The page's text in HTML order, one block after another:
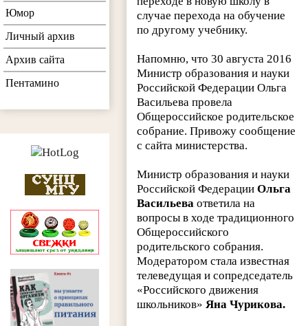
случае перехода на обучение
по другому учебнику.
Напомню, что 30 августа 2016
Министр образования и науки
Российской Федерации Ольга
Васильева провела
Общероссийское родительское
собрание. Привожу сообщение
с сайта министерства.
Министр образования и науки
Российской ФедерацииОльга
Васильеваответила на
вопросы в ходе традиционного
Общероссийского
родительского собрания.
Модератором стала известная
телеведущая и сопредседатель
«Российского движения
школьников»Яна Чурикова.
Юмор
Личный архив
Архив сайта
Пентамино